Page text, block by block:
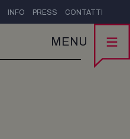
INFO PRESS CONTATTI
MENU